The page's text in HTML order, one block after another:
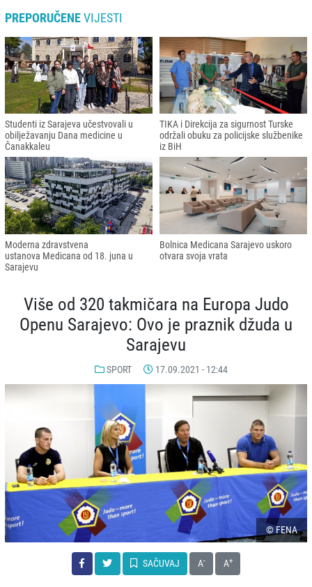
PREPORUČENEVIJESTI
Studenti iz Sarajeva učestvovali u
obilježavanju Dana medicine u
Čanakkaleu
TIKA i Direkcija za sigurnost Turske
održali obuku za policijske službenike
iz BiH
Moderna zdravstvena
ustanova Medicana od 18. juna u
Sarajevu
Bolnica Medicana Sarajevo uskoro
otvara svoja vrata
Više od 320 takmičara na Europa Judo
Openu Sarajevo: Ovo je praznik džuda u
Sarajevu
SPORT 17.09.2021 - 12:44
© FENA
SAČUVAJ A- A+